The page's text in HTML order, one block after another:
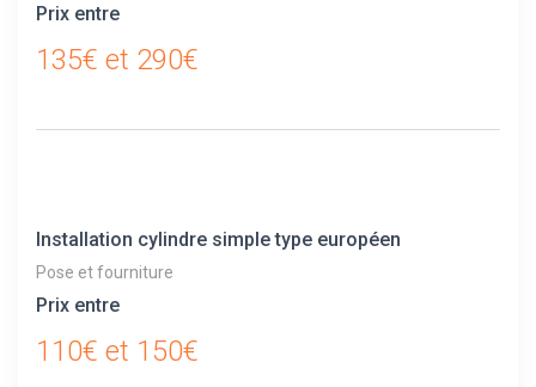
Prix entre
135€ et 290€
Installation cylindre simple type européen
Pose et fourniture
Prix entre
110€ et 150€